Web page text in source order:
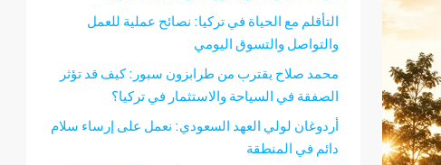
التأقلم مع الحياة في تركيا: نصائح عملية للعمل
والتواصل والتسوق اليومي
محمد صلاح يقترب من طرابزون سبور: كيف قد تؤثر
الصفقة في السياحة والاستثمار في تركيا؟
أردوغان لولي العهد السعودي: نعمل على إرساء سلام
دائم في المنطقة